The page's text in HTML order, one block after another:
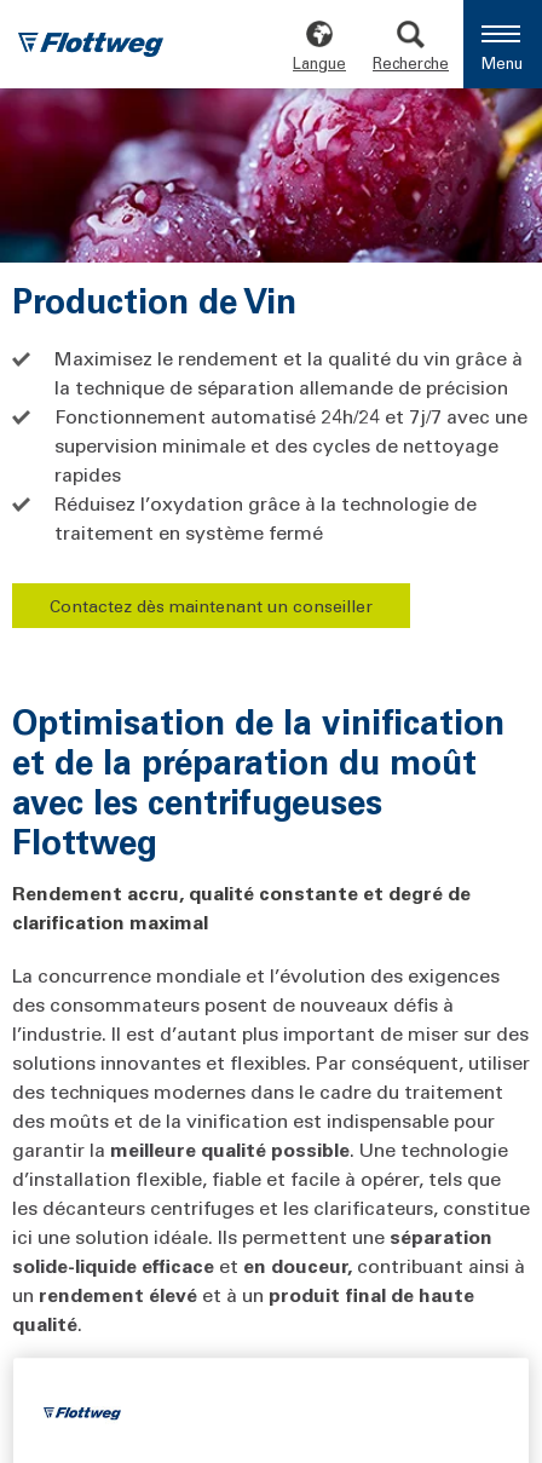
Langue Recherche Menu
Production de Vin
Maximisez le rendement et la qualité du vin grâce à
la technique de séparation allemande de précision
Fonctionnement automatisé 24h/24 et 7j/7 avec une
supervision minimale et des cycles de nettoyage
rapides
Réduisez l’oxydation grâce à la technologie de
traitement en système fermé
Contactez dès maintenant un conseiller
Optimisation de la vinification
et de la préparation du moût
avec les centrifugeuses
Flottweg
Rendement accru, qualité constante et degré de
clarification maximal
La concurrence mondiale et l’évolution des exigences
des consommateurs posent de nouveaux défis à
l’industrie. Il est d’autant plus important de miser sur des
solutions innovantes et flexibles. Par conséquent, utiliser
des techniques modernes dans le cadre du traitement
des moûts et de la vinification est indispensable pour
garantir la meilleure qualité possible. Une technologie
d’installation flexible, fiable et facile à opérer, tels que
les décanteurs centrifuges et les clarificateurs, constitue
ici une solution idéale. Ils permettent une séparation
solide-liquide efficace et en douceur, contribuant ainsi à
un rendement élevé et à un produit final de haute
qualité.
de vin